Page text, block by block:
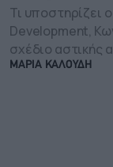
Τι υποστηρίζει
Development,
σχέδιο αστικής
ΜΑΡΙΑ ΚΑΛΟΥΔΗ